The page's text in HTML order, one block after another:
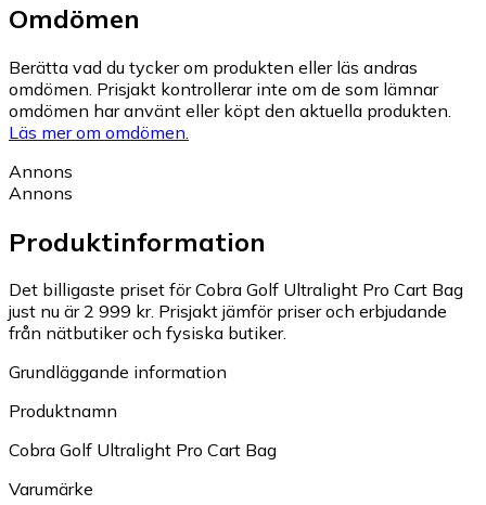
Omdömen
Berätta vad du tycker om produkten eller läs andras
omdömen. Prisjakt kontrollerar inte om de som lämnar
omdömen har använt eller köpt den aktuella produkten.
Läs mer om omdömen.
Annons
Annons
Produktinformation
Det billigaste priset för Cobra Golf Ultralight Pro Cart Bag
just nu är 2 999 kr. Prisjakt jämför priser och erbjudande
från nätbutiker och fysiska butiker.
Grundläggande information
Produktnamn
Cobra Golf Ultralight Pro Cart Bag
Varumärke